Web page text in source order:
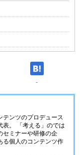
-
テンツのプロデュース
表。 「考える」のでは
セミナーや研修の企
る個人のコンテンツ作